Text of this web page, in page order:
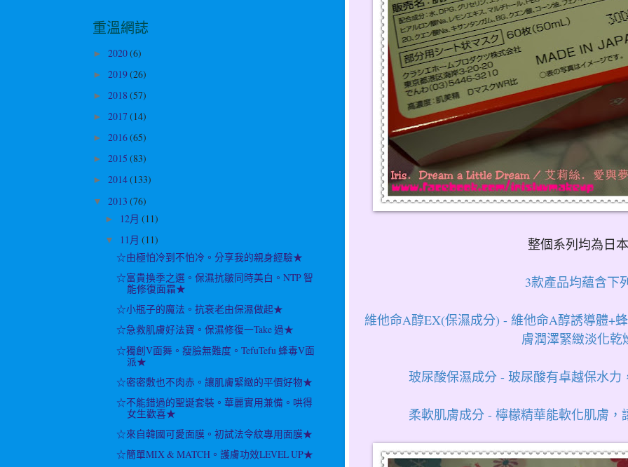
整個系列均為日
3款產品均蘊含下
維他命A醇EX(保濕成分) - 維他命A醇誘導體+
膚潤澤緊緻淡化乾
玻尿酸保濕成分 - 玻尿酸有卓越保水
柔軟肌膚成分 - 檸檬精華能軟化肌膚
重溫網誌
► 2020(6)
► 2019(26)
► 2018 (57)
► 2017 (14)
► 2016(65)
► 2015 (83)
► 2014(133)
▼ 2013 (76)
► 12月 (11)
▼ 11月 (11)
☆由極怕冷到不怕冷。分享我的親身經驗★
☆富貴換季之選。保濕抗皺同時美白。NTP 智
能修復面霜★
☆小瓶子的魔法。抗衰老由保濕做起★
☆急救肌膚好法寶。保濕修復一Take 過★
☆獨創V面舞。瘦臉無難度。TefuTefu 蜂毒V面
派★
☆密密敷也不肉赤。讓肌膚緊緻的平價好物★
☆不能錯過的聖誕套裝。華麗實用兼備。哄得
女生歡喜★
☆來自韓國可愛面膜。初試法令紋專用面膜★
☆簡單MIX & MATCH。護膚功效LEVEL UP★